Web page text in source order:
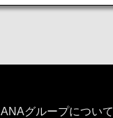
ANAグループについて